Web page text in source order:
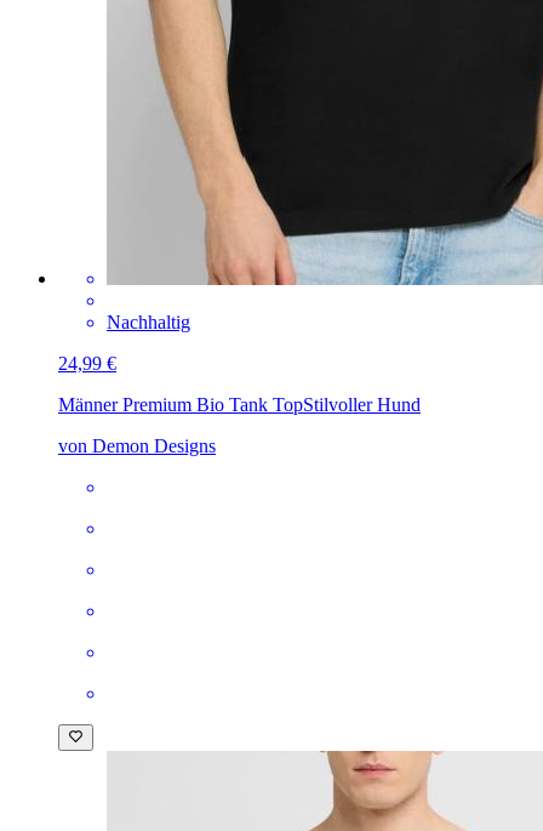
Nachhaltig
24,99 €
Männer Premium Bio Tank TopStilvoller Hund
von Demon Designs